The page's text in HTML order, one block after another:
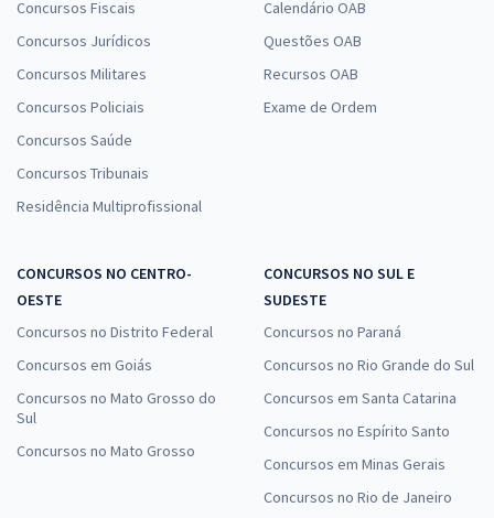
Concursos Fiscais
Concursos Jurídicos
Concursos Militares
Concursos Policiais
Concursos Saúde
Concursos Tribunais
Residência Multiprofissional
Calendário OAB
Questões OAB
Recursos OAB
Exame de Ordem
CONCURSOS NO CENTRO-
OESTE
Concursos no Distrito Federal
Concursos em Goiás
Concursos no Mato Grosso do
Sul
Concursos no Mato Grosso
CONCURSOS NO SUL E
SUDESTE
Concursos no Paraná
Concursos no Rio Grande do Sul
Concursos em Santa Catarina
Concursos no Espírito Santo
Concursos em Minas Gerais
Concursos no Rio de Janeiro